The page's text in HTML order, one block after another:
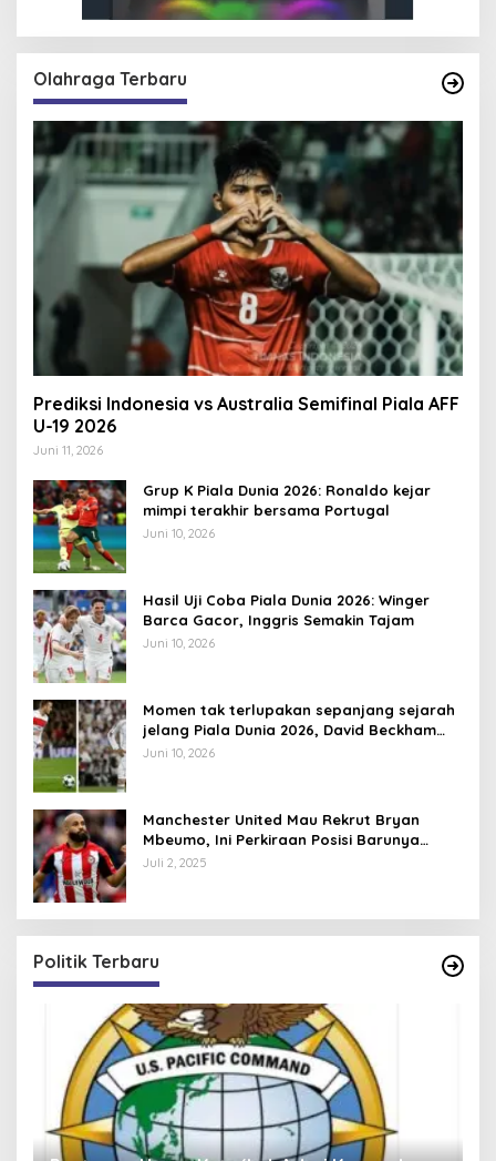
Olahraga Terbaru
Prediksi Indonesia vs Australia Semifinal Piala AFF
U-19 2026
Juni 11, 2026
Grup K Piala Dunia 2026: Ronaldo kejar
mimpi terakhir bersama Portugal
Juni 10, 2026
Hasil Uji Coba Piala Dunia 2026: Winger
Barca Gacor, Inggris Semakin Tajam
Juni 10, 2026
Momen tak terlupakan sepanjang sejarah
jelang Piala Dunia 2026, David Beckham
pernah dapat kartu merah
Juni 10, 2026
Manchester United Mau Rekrut Bryan
Mbeumo, Ini Perkiraan Posisi Barunya
dalam Skema Ruben Amorim
Juli 2, 2025
Politik Terbaru